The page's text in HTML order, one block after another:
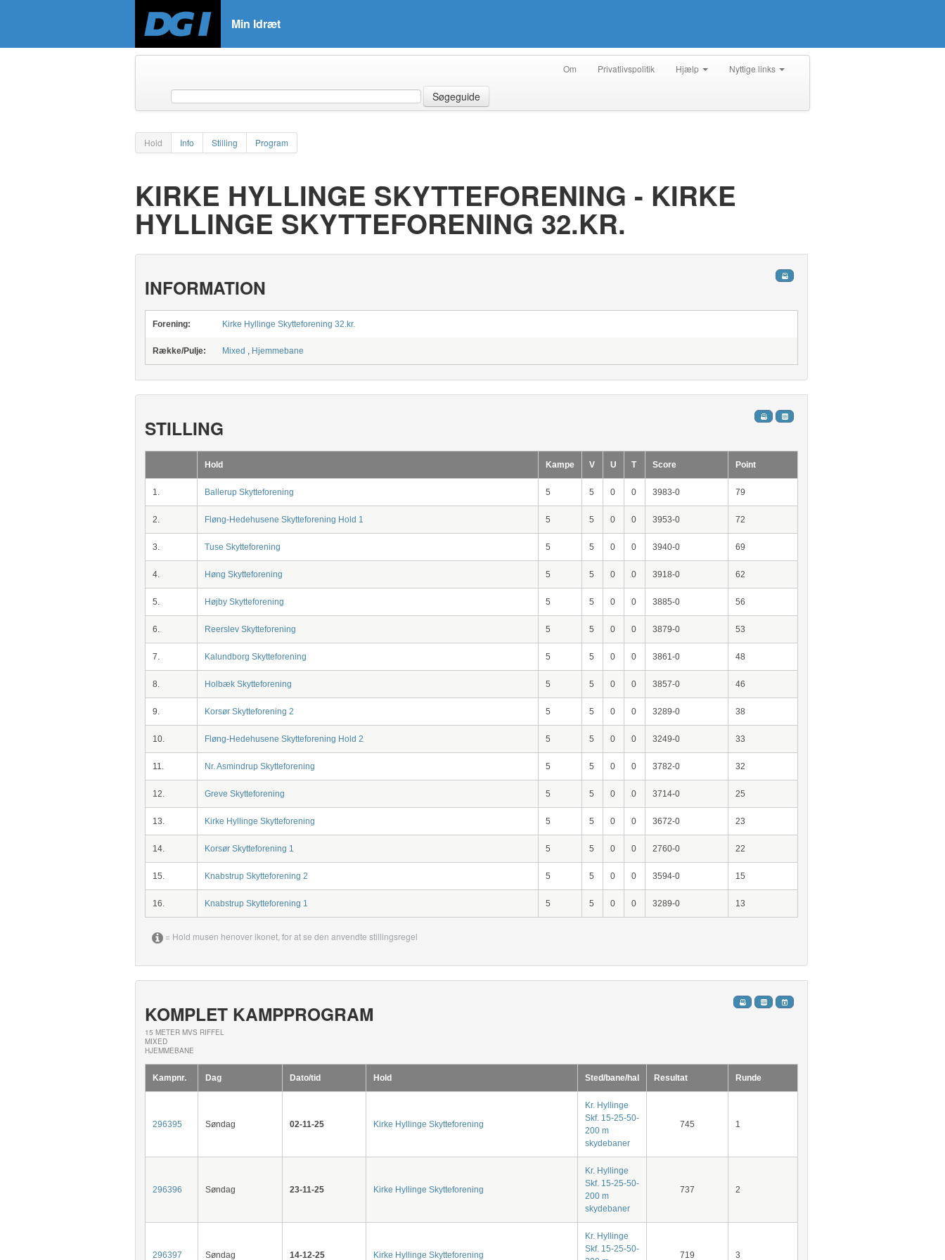
Min Idræt
Om Privatlivspolitik Hjælp Nyttige links
Søgeguide
Hold Info Stilling Program
KIRKE HYLLINGE SKYTTEFORENING - KIRKE
HYLLINGE SKYTTEFORENING 32.KR.
INFORMATION
Forening: Kirke Hyllinge Skytteforening 32.kr.
Række/Pulje: Mixed , Hjemmebane
STILLING
Hold Kampe V U T Score Point
1. Ballerup Skytteforening 5 5 0 0 3983-0 79
2. Fløng-Hedehusene Skytteforening Hold 1 5 5 0 0 3953-0 72
3. Tuse Skytteforening 5 5 0 0 3940-0 69
4. Høng Skytteforening 5 5 0 0 3918-0 62
5. Højby Skytteforening 5 5 0 0 3885-0 56
6. Reerslev Skytteforening 5 5 0 0 3879-0 53
7. Kalundborg Skytteforening 5 5 0 0 3861-0 48
8. Holbæk Skytteforening 5 5 0 0 3857-0 46
9. Korsør Skytteforening 2 5 5 0 0 3289-0 38
10. Fløng-Hedehusene Skytteforening Hold 2 5 5 0 0 3249-0 33
11. Nr. Asmindrup Skytteforening 5 5 0 0 3782-0 32
12. Greve Skytteforening 5 5 0 0 3714-0 25
13. Kirke Hyllinge Skytteforening 5 5 0 0 3672-0 23
14. Korsør Skytteforening 1 5 5 0 0 2760-0 22
15. Knabstrup Skytteforening 2 5 5 0 0 3594-0 15
16. Knabstrup Skytteforening 1 5 5 0 0 3289-0 13
= Hold musen henover ikonet, for at se den anvendte stillingsregel
KOMPLET KAMPPROGRAM
15 METER MVS RIFFEL
MIXED
HJEMMEBANE
Kampnr. Dag Dato/tid Hold Sted/bane/hal Resultat Runde
296395 Søndag 02-11-25 Kirke Hyllinge Skytteforening
Kr. Hyllinge
Skf. 15-25-50-
200 m
skydebaner
745 1
296396 Søndag 23-11-25 Kirke Hyllinge Skytteforening
Kr. Hyllinge
Skf. 15-25-50-
200 m
skydebaner
737 2
296397 Søndag 14-12-25 Kirke Hyllinge Skytteforening
Kr. Hyllinge
Skf. 15-25-50-
719 3